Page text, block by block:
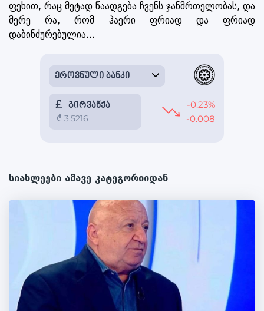
ფეხით, რაც მეტად წაადგება ჩვენს ჯანმრთელობას, და
მერე რა, რომ ჰაერი ფრიად და ფრიად
დაბინძურებულია...
სიახლეები ამავე კატეგორიიდან